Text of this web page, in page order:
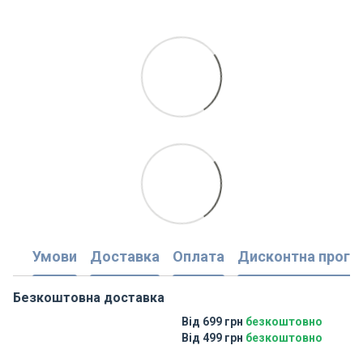
Умови Доставка Оплата Дисконтна
Безкоштовна доставка
Від 699 грн безкоштовно
Від 499 грн безкоштовно